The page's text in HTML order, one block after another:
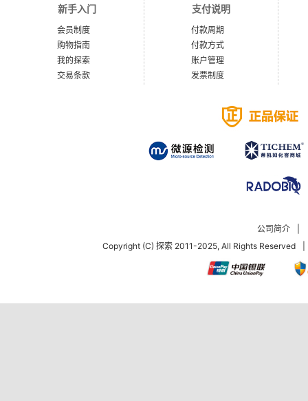
新手入门
会员制度
购物指南
我的探索
交易条款
支付说明
付款周期
付款方式
账户管理
发票制度
公司简介
Copyright (C) 探索 2011-2025, All Rights Reserved